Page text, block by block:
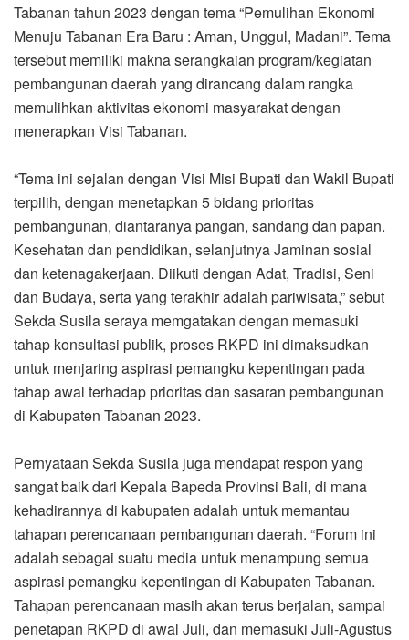
Tabanan tahun 2023 dengan tema “Pemulihan Ekonomi
Menuju Tabanan Era Baru : Aman, Unggul, Madani”. Tema
tersebut memiliki makna serangkaian program/kegiatan
pembangunan daerah yang dirancang dalam rangka
memulihkan aktivitas ekonomi masyarakat dengan
menerapkan Visi Tabanan.
“Tema ini sejalan dengan Visi Misi Bupati dan Wakil Bupati
terpilih, dengan menetapkan 5 bidang prioritas
pembangunan, diantaranya pangan, sandang dan papan.
Kesehatan dan pendidikan, selanjutnya Jaminan sosial
dan ketenagakerjaan. Diikuti dengan Adat, Tradisi, Seni
dan Budaya, serta yang terakhir adalah pariwisata,” sebut
Sekda Susila seraya memgatakan dengan memasuki
tahap konsultasi publik, proses RKPD ini dimaksudkan
untuk menjaring aspirasi pemangku kepentingan pada
tahap awal terhadap prioritas dan sasaran pembangunan
di Kabupaten Tabanan 2023.
Pernyataan Sekda Susila juga mendapat respon yang
sangat baik dari Kepala Bapeda Provinsi Bali, di mana
kehadirannya di kabupaten adalah untuk memantau
tahapan perencanaan pembangunan daerah. “Forum ini
adalah sebagai suatu media untuk menampung semua
aspirasi pemangku kepentingan di Kabupaten Tabanan.
Tahapan perencanaan masih akan terus berjalan, sampai
penetapan RKPD di awal Juli, dan memasuki Juli-Agustus